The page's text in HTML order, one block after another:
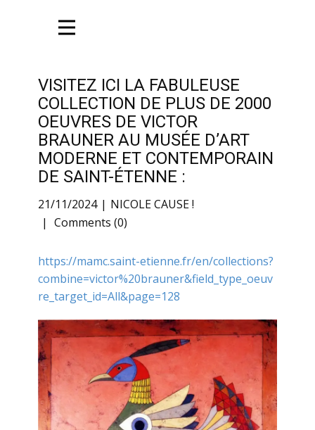
VISITEZ ICI LA FABULEUSE
COLLECTION DE PLUS DE 2000
OEUVRES DE VICTOR
BRAUNER AU MUSÉE D’ART
MODERNE ET CONTEMPORAIN
DE SAINT-ÉTENNE :
21/11/2024
NICOLE CAUSE !
Comments (0)
https://mamc.saint-etienne.fr/en/collections?
combine=victor%20brauner&field_type_oeuv
re_target_id=All&page=128